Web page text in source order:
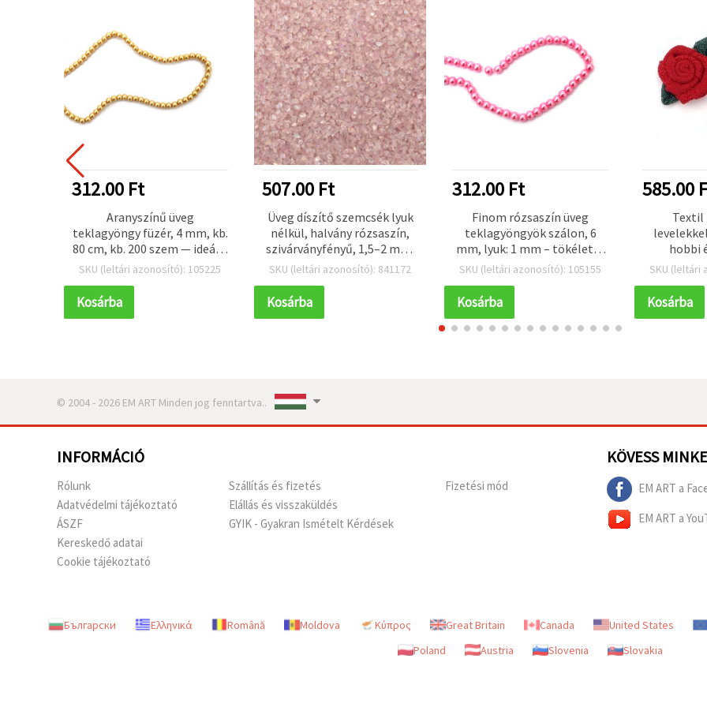
312.00 Ft
Aranyszínű üveg
teklagyöngy füzér, 4 mm, kb.
80 cm, kb. 200 szem — ideális
ünnepi dekorációhoz és
ékszerkészítéshez
SKU (leltári azonosító): 105225
Kosárba
507.00 Ft
Üveg díszítő szemcsék lyuk
nélkül, halvány rózsaszín,
szivárványfényű, 1,5–2 mm,
50 g
SKU (leltári azonosító): 841172
Kosárba
312.00 Ft
Finom rózsaszín üveg
teklagyöngyök szálon, 6
mm, lyuk: 1 mm – tökéletes
ékszerkészítéshez,
kiegészítőkhöz és
DIY/kézműves alkotásokhoz,
~80 cm (~140 db)
SKU (leltári azonosító): 105155
Kosárba
585.00
Textil
hobbi
SKU (leltári
Kosárba
© 2004 - 2026 EM ART Minden jog fenntartva..
INFORMÁCIÓ
Rólunk
Adatvédelmi tájékoztató
ÁSZF
Kereskedő adatai
Cookie tájékoztató
Szállítás és fizetés
Elállás és visszaküldés
GYIK - Gyakran Ismételt Kérdések
Fizetési mód
KÖVESS
EM ART a
EM ART a
Български Ελληνικά Română Moldova Κύπρος Great Britain Canada
United States
Poland
Austria Slovenia Slovakia